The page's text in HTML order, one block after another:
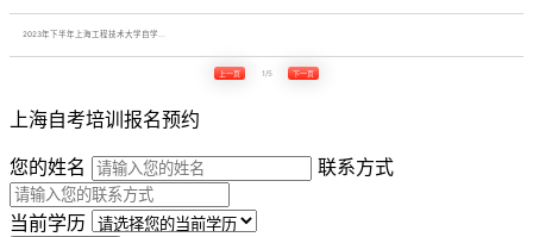
2023年下半年上海工程技术大学自学...
上一页 1/5 下一页
上海自考培训报名预约
您的姓名
联系方式
当前学历